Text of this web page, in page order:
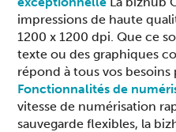
impressions de haute
1200 x 1200 dpi. Que ce
texte ou des graphiques
répond à tous vos besoins
Fonctionnalités de
vitesse de numérisation
sauvegarde flexibles, la